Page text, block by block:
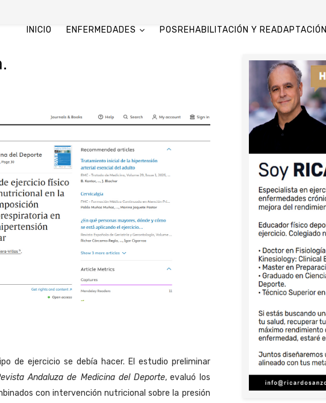
INICIO ENFERMEDADES POSREHABILITACIÓN Y READAPTACIÓN
de ejercicio se debía hacer. El estudio preliminar
Andaluza de Medicina del Deporte, evaluó los
con intervención nutricional sobre la presión